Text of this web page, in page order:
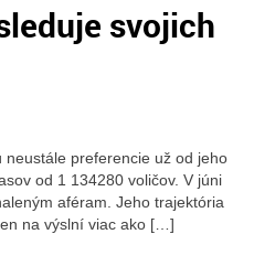
svojich
preferencie už od jeho
od 1 134280 voličov. V júni
aféram. Jeho trajektória
na výslní viac ako […]